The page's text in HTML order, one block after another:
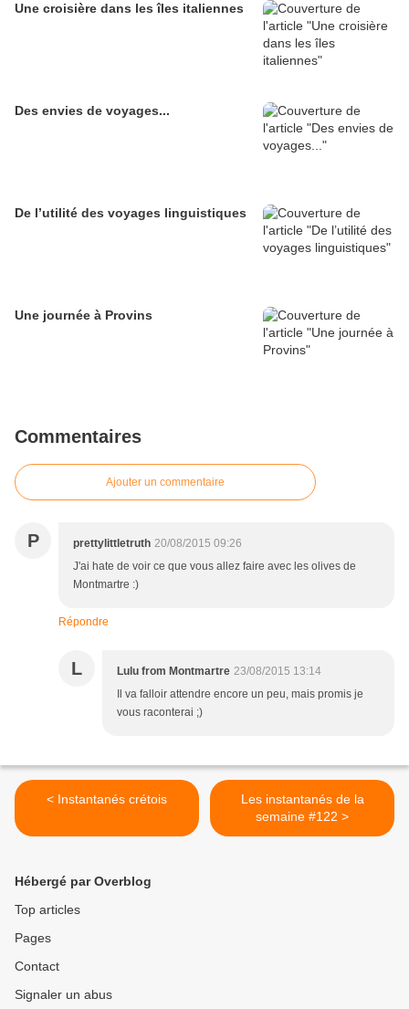
Une croisière dans les îles italiennes
Des envies de voyages...
De l’utilité des voyages linguistiques
Une journée à Provins
Commentaires
Ajouter un commentaire
P prettylittletruth 20/08/2015 09:26
J'ai hate de voir ce que vous allez faire avec les olives de
Montmartre :)
Répondre
L Lulu from Montmartre 23/08/2015 13:14
Il va falloir attendre encore un peu, mais promis je
vous raconterai ;)
< Instantanés crétois
Les instantanés de la
semaine #122 >
Hébergé par Overblog
Top articles
Pages
Contact
Signaler un abus